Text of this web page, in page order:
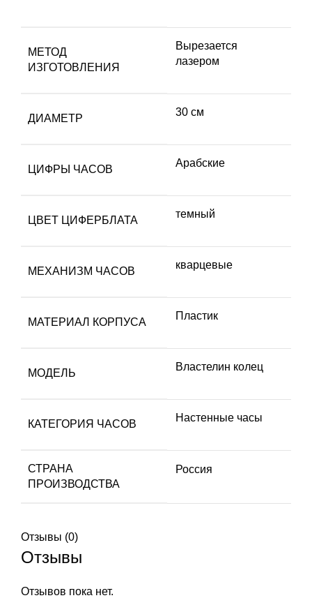
МЕТОД
ИЗГОТОВЛЕНИЯ
Вырезается
лазером
ДИАМЕТР
30 см
ЦИФРЫ ЧАСОВ
Арабские
ЦВЕТ ЦИФЕРБЛАТА
темный
МЕХАНИЗМ ЧАСОВ
кварцевые
МАТЕРИАЛ КОРПУСА
Пластик
МОДЕЛЬ
Властелин колец
КАТЕГОРИЯ ЧАСОВ
Настенные часы
СТРАНА
ПРОИЗВОДСТВА
Россия
Отзывы (0)
Отзывы
Отзывов пока нет.